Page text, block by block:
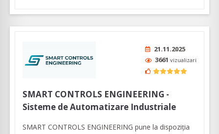
21.11.2025
3661 vizualizari
SMART CONTROLS ENGINEERING -
Sisteme de Automatizare Industriale
SMART CONTROLS ENGINEERING pune la dispoziţia